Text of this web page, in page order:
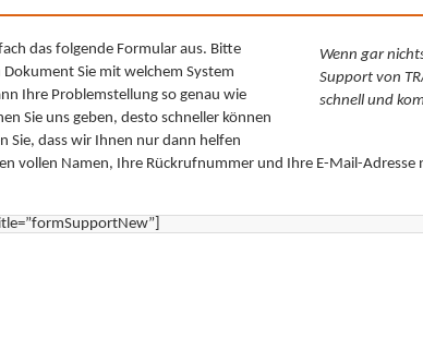
Wenn gar
Support von
schnell und
das folgende Formular aus. Bitte
Sie mit welchem System
Ihre Problemstellung so genau wie
Sie uns geben, desto schneller können
Sie, dass wir Ihnen nur dann helfen
vollen Namen, Ihre Rückrufnummer und Ihre E-Mail-Adresse